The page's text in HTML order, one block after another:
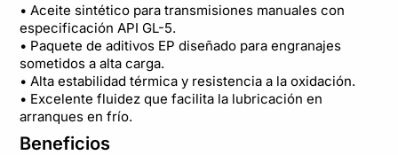
• Aceite sintético para transmisiones manuales con
especificación API GL-5.
• Paquete de aditivos EP diseñado para engranajes
sometidos a alta carga.
• Alta estabilidad térmica y resistencia a la oxidación.
• Excelente fluidez que facilita la lubricación en
arranques en frío.
Beneficios